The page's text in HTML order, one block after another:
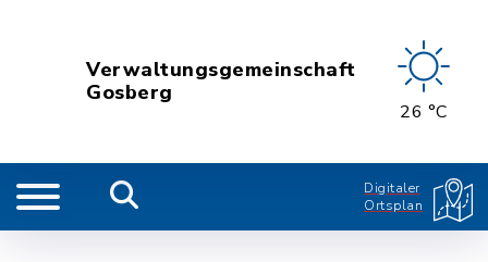
Verwaltungsgemeinschaft
Gosberg
26 °C
Digitaler
Ortsplan